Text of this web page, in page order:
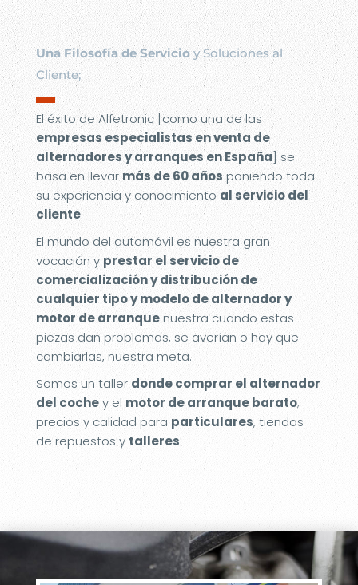
Una Filosofía de Servicioy Soluciones al
Cliente;
▬
El éxito de Alfetronic [como una de las
empresas especialistas en venta de
alternadores y arranques en España] se
basa en llevarmás de 60 añosponiendo toda
su experiencia y conocimiento al servicio del
cliente.
El mundo del automóvil es nuestra gran
vocación y prestar el servicio de
comercialización y distribución de
cualquier tipo y modelo de alternador y
motor de arranquenuestra cuando estas
piezas dan problemas, se averían o hay que
cambiarlas, nuestra meta.
Somos un taller donde comprar el alternador
del cochey el motor de arranque barato;
precios y calidad para particulares, tiendas
de repuestos y talleres.